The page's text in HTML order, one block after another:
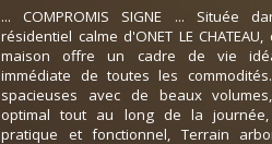
... COMPROMIS SIGNE ... Située
résidentiel calme d'ONET LE
maison offre un cadre de vie
immédiate de toutes les
spacieuses avec de beaux
optimal tout au long de la journée,
pratique et fonctionnel, Terrain